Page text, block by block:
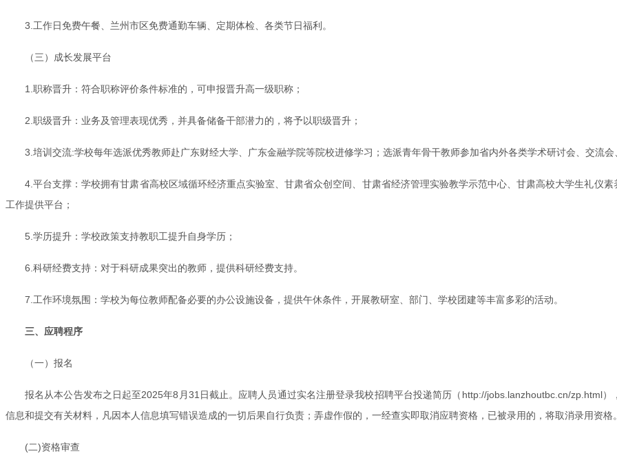
3.工作日免费午餐、兰州市区免费通勤车辆、定期体检、各类节日福利。
（三）成长发展平台
1.职称晋升：符合职称评价条件标准的，可申报晋升高一级职称；
2.职级晋升：业务及管理表现优秀，并具备储备干部潜力的，将予以职级晋升；
3.培训交流:学校每年选派优秀教师赴广东财经大学、广东金融学院等院校进修学习；选派青年骨干教师参加省内外各类学术研讨会、交流会
4.平台支撑：学校拥有甘肃省高校区域循环经济重点实验室、甘肃省众创空间、甘肃省经济管理实验教学示范中心、甘肃高校大学生礼仪
工作提供平台；
5.学历提升：学校政策支持教职工提升自身学历；
6.科研经费支持：对于科研成果突出的教师，提供科研经费支持。
7.工作环境氛围：学校为每位教师配备必要的办公设施设备，提供午休条件，开展教研室、部门、学校团建等丰富多彩的活动。
三、应聘程序
（一）报名
报名从本公告发布之日起至2025年8月31日截止。应聘人员通过实名注册登录我校招聘平台投递简历（http://jobs.lanzhoutbc.cn/zp.html
信息和提交有关材料，凡因本人信息填写错误造成的一切后果自行负责；弄虚作假的，一经查实即取消应聘资格，已被录用的，将取消录用资格。
(二)资格审查